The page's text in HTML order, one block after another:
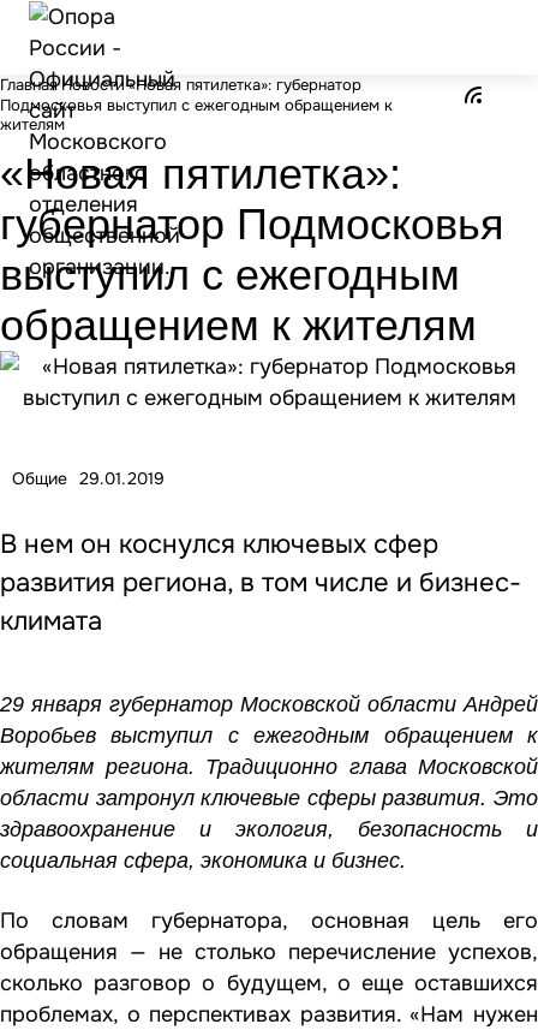
Главная Новости «Новая пятилетка»: губернатор
Подмосковья выступил с ежегодным обращением к
жителям
«Новая пятилетка»:
губернатор Подмосковья
выступил с ежегодным
обращением к жителям
Общие 29.01.2019
В нем он коснулся ключевых сфер
развития региона, в том числе и бизнес-
климата
29 января губернатор Московской области Андрей
Воробьев выступил с ежегодным обращением к
жителям региона. Традиционно глава Московской
области затронул ключевые сферы развития. Это
здравоохранение и экология, безопасность и
социальная сфера, экономика и бизнес.
По словам губернатора, основная цель его
обращения — не столько перечисление успехов,
сколько разговор о будущем, о еще оставшихся
проблемах, о перспективах развития. «Нам нужен